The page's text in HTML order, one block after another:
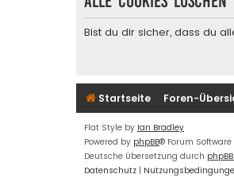
Bist du dir sicher, dass du
Startseite Foren-
Flat Style by Ian Bradley
Powered by phpBB® Forum
Deutsche Übersetzung durch
Datenschutz |